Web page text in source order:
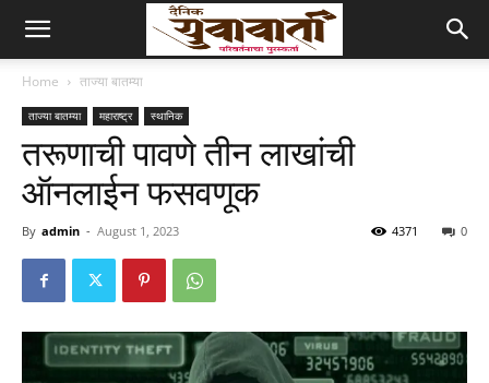
Home ताज्या बातम्या
ताज्या बातम्या महाराष्ट्र स्थानिक
तरूणाची पावणे तीन लाखांची
ऑनलाईन फसवणूक
By admin - August 1, 2023 0
4371